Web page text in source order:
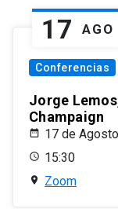
17 AGO
Conferencias
Jorge
Champaign
17 de
15:30
Zoom